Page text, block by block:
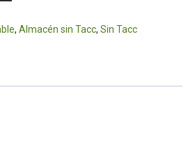
,Almacén sin Tacc,Sin Tacc